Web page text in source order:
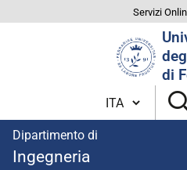
Servizi
di
Cambia lingua
Dipartimento di
Ingegneria